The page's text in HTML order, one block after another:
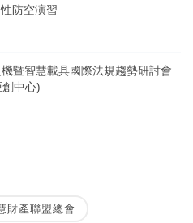
防空演習
暨智慧載具國際法規趨勢研討會
中心)
財產聯盟總會